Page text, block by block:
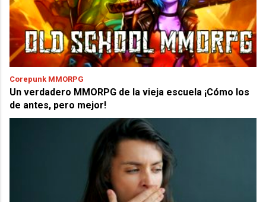
Corepunk MMORPG
Un verdadero MMORPG de la vieja escuela ¡Cómo los
de antes, pero mejor!